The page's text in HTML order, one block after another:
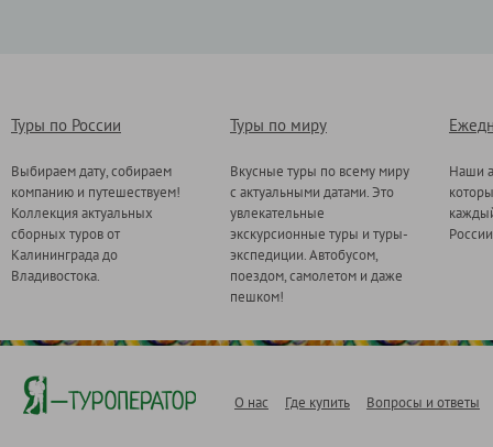
Туры по России
Выбираем дату, собираем
компанию и путешествуем!
Коллекция актуальных
сборных туров от
Калининграда до
Владивостока.
Туры по миру
Вкусные туры по всему миру
с актуальными датами. Это
увлекательные
экскурсионные туры и туры-
экспедиции. Автобусом,
поездом, самолетом и даже
пешком!
Наши
О нас Где купить Вопросы и ответы